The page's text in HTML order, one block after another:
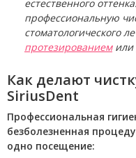
естественного
профессиональную
стоматологического
протезированиемили
Как делают
SiriusDent
Профессиональная
безболезненная
одно посещение: